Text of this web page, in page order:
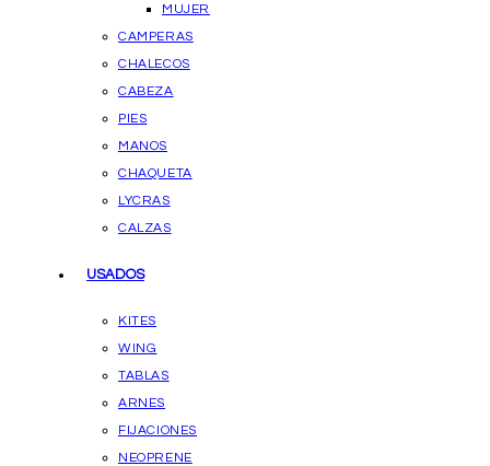
MUJER
CAMPERAS
CHALECOS
CABEZA
PIES
MANOS
CHAQUETA
LYCRAS
CALZAS
USADOS
KITES
WING
TABLAS
ARNES
FIJACIONES
NEOPRENE